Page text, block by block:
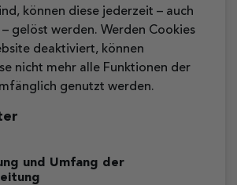
können diese jederzeit – auch
gelöst werden. Werden Cookies
deaktiviert, können
nicht mehr alle Funktionen der
genutzt werden.
und Umfang der